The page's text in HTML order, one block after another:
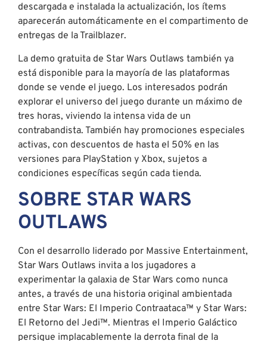
descargada e instalada la actualización, los ítems
aparecerán automáticamente en el compartimento de
entregas de la Trailblazer.
La demo gratuita de Star Wars Outlaws también ya
está disponible para la mayoría de las plataformas
donde se vende el juego. Los interesados podrán
explorar el universo del juego durante un máximo de
tres horas, viviendo la intensa vida de un
contrabandista. También hay promociones especiales
activas, con descuentos de hasta el 50% en las
versiones para PlayStation y Xbox, sujetos a
condiciones específicas según cada tienda.
SOBRE STAR WARS
OUTLAWS
Con el desarrollo liderado por Massive Entertainment,
Star Wars Outlaws invita a los jugadores a
experimentar la galaxia de Star Wars como nunca
antes, a través de una historia original ambientada
entre Star Wars: El Imperio Contraataca™ y Star Wars:
El Retorno del Jedi™. Mientras el Imperio Galáctico
persigue implacablemente la derrota final de la